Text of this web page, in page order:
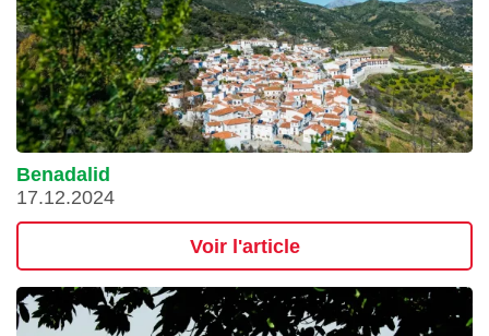
Benadalid
17.12.2024
Voir l'article